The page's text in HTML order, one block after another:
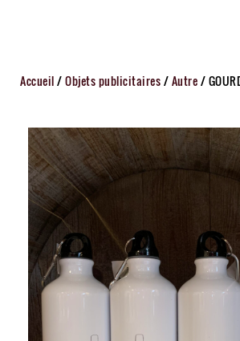
Accueil/Objets publicitaires/Autre/